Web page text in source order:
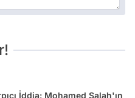
İddia: Mohamed Salah'ın